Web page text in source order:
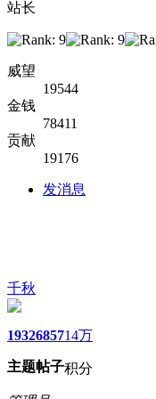
站长
威望
19544
金钱
78411
贡献
19176
发消息
千秋
1932
主题
6857
帖子
14万
积分